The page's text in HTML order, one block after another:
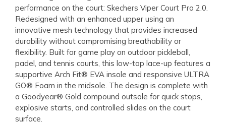
performance on the court: Skechers Viper Court Pro 2.0.
Redesigned with an enhanced upper using an
innovative mesh technology that provides increased
durability without compromising breathability or
flexibility. Built for game play on outdoor pickleball,
padel, and tennis courts, this low-top lace-up features a
supportive Arch Fit® EVA insole and responsive ULTRA
GO® Foam in the midsole. The design is complete with
a Goodyear® Gold compound outsole for quick stops,
explosive starts, and controlled slides on the court
surface.